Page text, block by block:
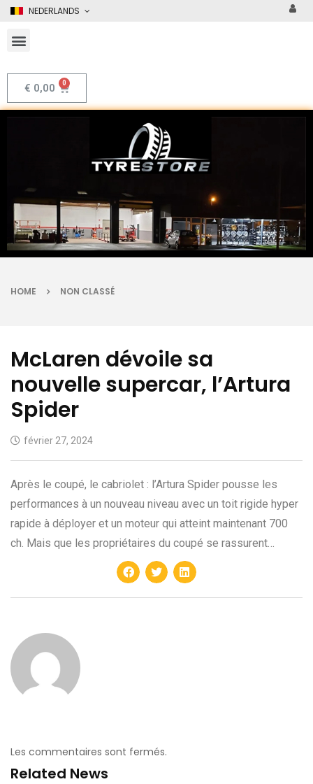
NEDERLANDS
€ 0,00
HOME NON CLASSÉ
McLaren dévoile sa
nouvelle supercar, l’Artura
Spider
février 27, 2024
Après le coupé, le cabriolet : l’Artura Spider pousse les
performances à un nouveau niveau avec un toit rigide hyper
rapide à déployer et un moteur qui atteint maintenant 700
ch. Mais que les propriétaires du coupé se rassurent…
Les commentaires sont fermés.
Related News